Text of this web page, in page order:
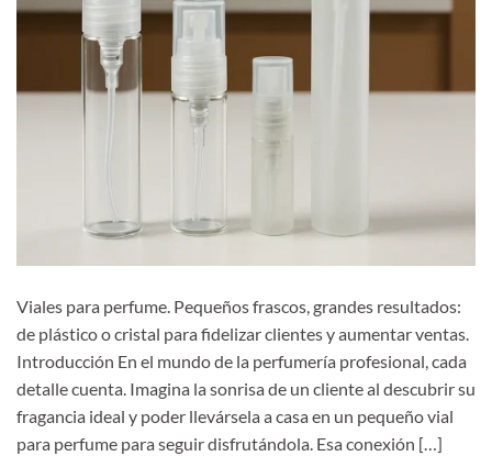
Viales para perfume. Pequeños frascos, grandes resultados:
de plástico o cristal para fidelizar clientes y aumentar ventas.
Introducción En el mundo de la perfumería profesional, cada
detalle cuenta. Imagina la sonrisa de un cliente al descubrir su
fragancia ideal y poder llevársela a casa en un pequeño vial
para perfume para seguir disfrutándola. Esa conexión […]